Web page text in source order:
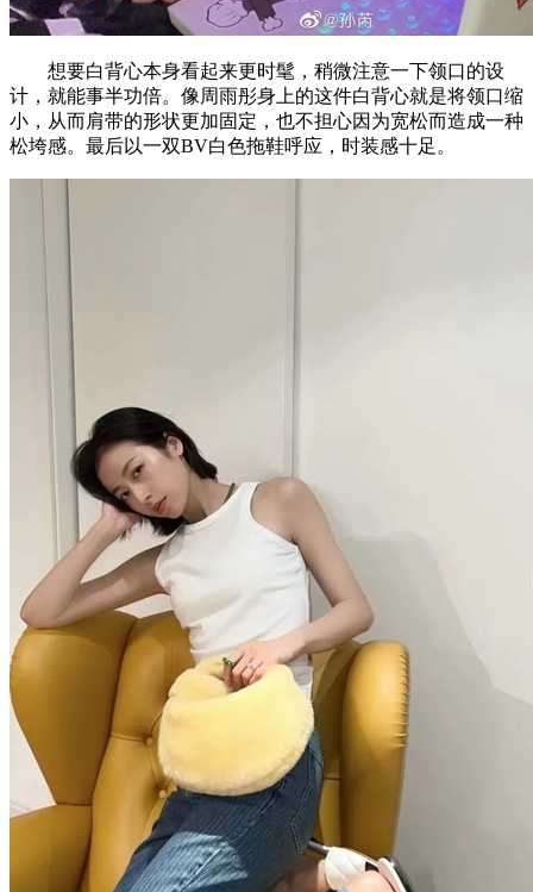
想要白背心本身看起来更时髦，稍微注意一下领口的设
计，就能事半功倍。像周雨彤身上的这件白背心就是将领口缩
小，从而肩带的形状更加固定，也不担心因为宽松而造成一种
松垮感。最后以一双BV白色拖鞋呼应，时装感十足。